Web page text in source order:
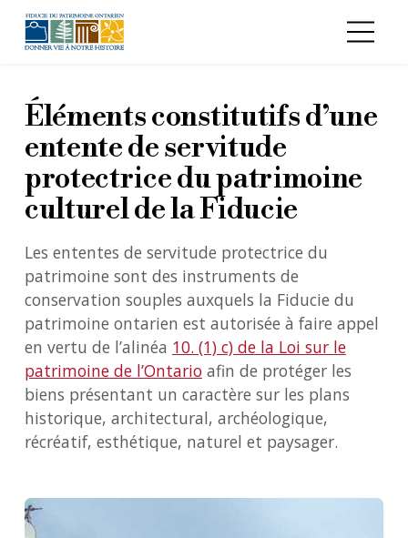
Éléments constitutifs d’une
entente de servitude
protectrice du patrimoine
culturel de la Fiducie
Les ententes de servitude protectrice du
patrimoine sont des instruments de
conservation souples auxquels la Fiducie du
patrimoine ontarien est autorisée à faire appel
en vertu de l’alinéa 10. (1) c) de la Loi sur le
patrimoine de l’Ontarioafin de protéger les
biens présentant un caractère sur les plans
historique, architectural, archéologique,
récréatif, esthétique, naturel et paysager.